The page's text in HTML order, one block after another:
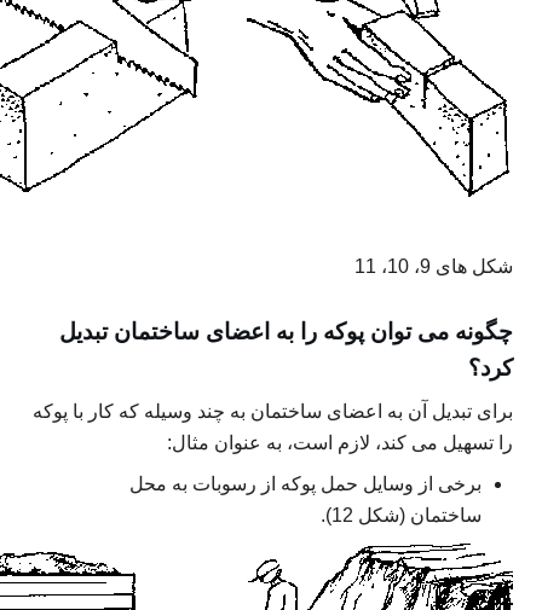
شکل های 9، 10، 11
چگونه می توان پوکه را به اعضای ساختمان تبدیل
کرد؟
برای تبدیل آن به اعضای ساختمان به چند وسیله که کار با پوکه
را تسهیل می کند، لازم است، به عنوان مثال:
برخی از وسایل حمل پوکه از رسوبات به محل
ساختمان (شکل 12).